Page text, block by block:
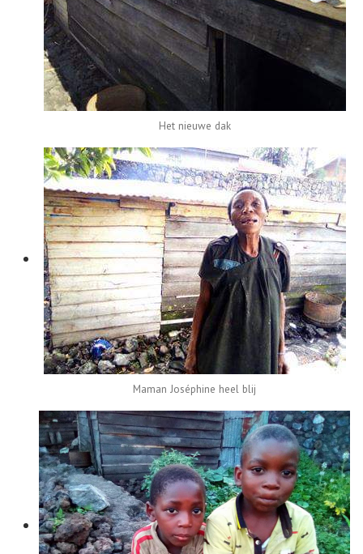
Het nieuwe dak
Maman Joséphine heel blij